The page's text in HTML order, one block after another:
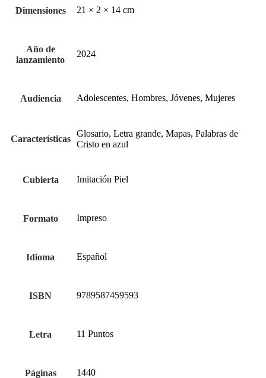
Dimensiones 21 × 2 × 14 cm
Año de
lanzamiento
2024
Audiencia Adolescentes, Hombres, Jóvenes, Mujeres
Características
Glosario, Letra grande, Mapas, Palabras de
Cristo en azul
Cubierta Imitación Piel
Formato Impreso
Idioma Español
ISBN 9789587459593
Letra 11 Puntos
Páginas 1440